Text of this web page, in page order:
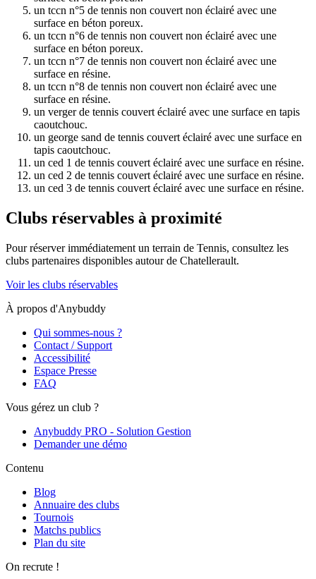
un tccn n°5 de tennis non couvert non éclairé avec une
surface en béton poreux.
un tccn n°6 de tennis non couvert non éclairé avec une
surface en béton poreux.
un tccn n°7 de tennis non couvert non éclairé avec une
surface en résine.
un tccn n°8 de tennis non couvert non éclairé avec une
surface en résine.
un verger de tennis couvert éclairé avec une surface en tapis
caoutchouc.
un george sand de tennis couvert éclairé avec une surface en
tapis caoutchouc.
un ced 1 de tennis couvert éclairé avec une surface en résine.
un ced 2 de tennis couvert éclairé avec une surface en résine.
un ced 3 de tennis couvert éclairé avec une surface en résine.
Clubs réservables à proximité
Pour réserver immédiatement un terrain de Tennis, consultez les
clubs partenaires disponibles autour de Chatellerault.
Voir les clubs réservables
À propos d'Anybuddy
Qui sommes-nous ?
Contact / Support
Accessibilité
Espace Presse
FAQ
Vous gérez un club ?
Anybuddy PRO - Solution Gestion
Demander une démo
Contenu
Blog
Annuaire des clubs
Tournois
Matchs publics
Plan du site
On recrute !